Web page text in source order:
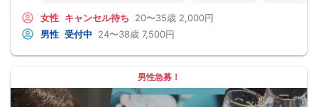
女性 キャンセル待ち 20〜35歳 2,000円
男性 受付中 24〜38歳 7,500円
男性急募！